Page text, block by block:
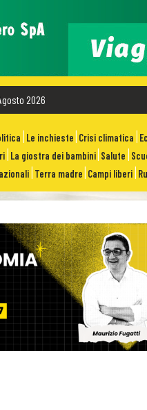
2026
Le inchieste Crisi climatica
La giostra dei bambini Salute
Terra madre Campi liberi